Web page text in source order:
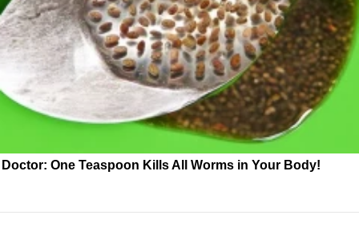
Doctor: One Teaspoon Kills All Worms in Your Body!